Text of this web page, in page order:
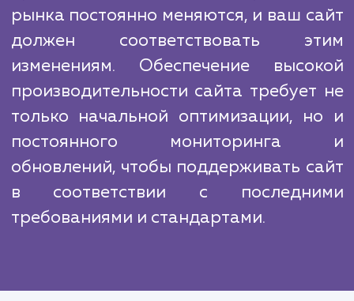
Кроме того, мы постоянно следим за
разработки и внедряем
нововведения в нашу практику,
обеспечить нашим клиентам
актуальные и эффективные решения.
Оптимизация верстки сайта -